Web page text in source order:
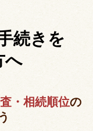
続きを
へ
・相続順位の